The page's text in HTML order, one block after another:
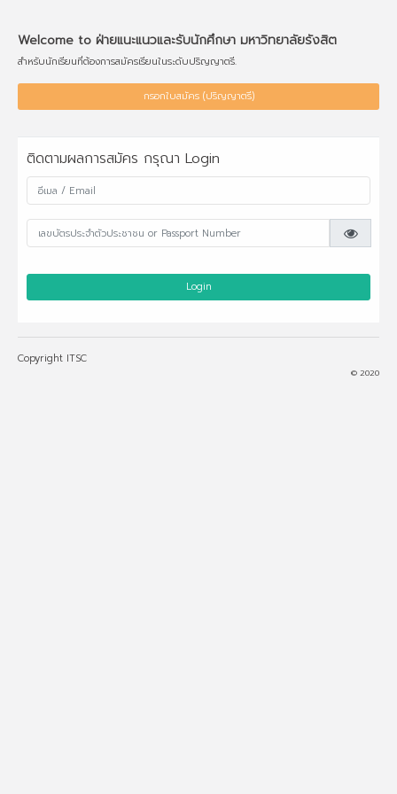
Welcome to ฝ่ายแนะแนวและรับนักศึกษา มหาวิทยาลัยรังสิต
สำหรับนักเรียนที่ต้องการสมัครเรียนในระดับปริญญาตรี.
กรอกใบสมัคร (ปริญญาตรี)
ติดตามผลการสมัคร กรุณา Login
Login
Copyright ITSC
© 2020